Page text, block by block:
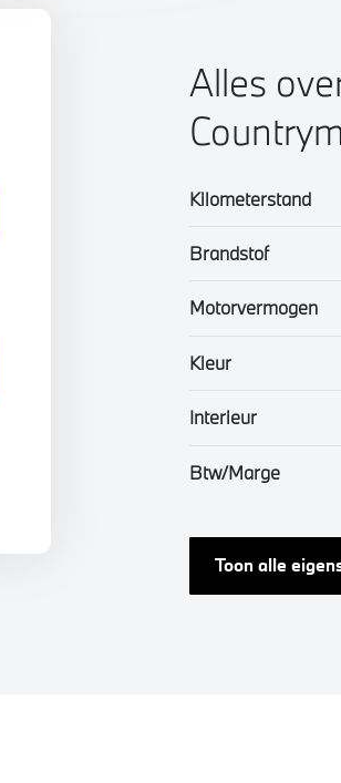
Alles
Kilometerstand
Brandstof
Motorvermogen
Kleur
Interieur
Btw/Marge
Toon alle